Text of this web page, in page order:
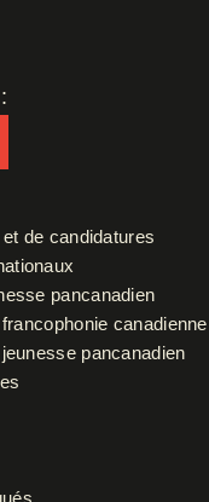
de candidatures
pancanadien
canadienne
pancanadien